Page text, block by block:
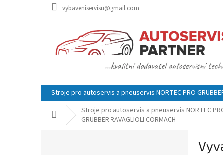
na
vybaveniservisu@gmail.com
Stroje pro autoservis a pneuservis NORTEC PRO GRUBBER
Domů Stroje pro autoservis a pneuservis NORTEC
GRUBBER RAVAGLIOLI CORMACH